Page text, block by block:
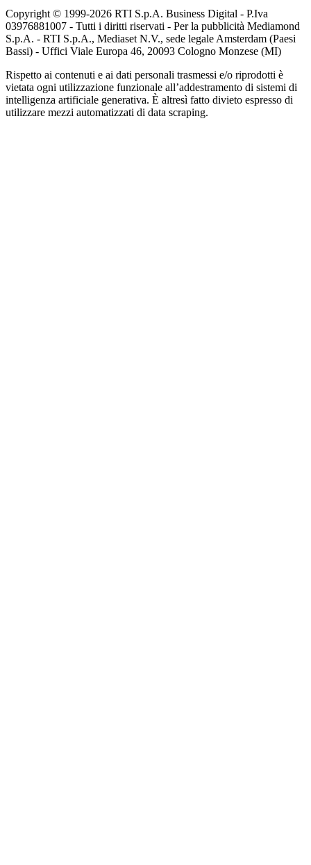
Copyright © 1999-2026 RTI S.p.A. Business Digital - P.Iva
03976881007 - Tutti i diritti riservati - Per la pubblicità Mediamond
S.p.A. - RTI S.p.A., Mediaset N.V., sede legale Amsterdam (Paesi
Bassi) - Uffici Viale Europa 46, 20093 Cologno Monzese (MI)
Rispetto ai contenuti e ai dati personali trasmessi e/o riprodotti è
vietata ogni utilizzazione funzionale all’addestramento di sistemi di
intelligenza artificiale generativa. È altresì fatto divieto espresso di
utilizzare mezzi automatizzati di data scraping.